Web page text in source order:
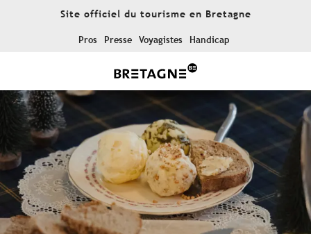
Site officiel du tourisme en Bretagne
Pros Presse Voyagistes Handicap